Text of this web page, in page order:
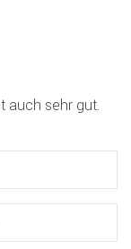
auch sehr gut.